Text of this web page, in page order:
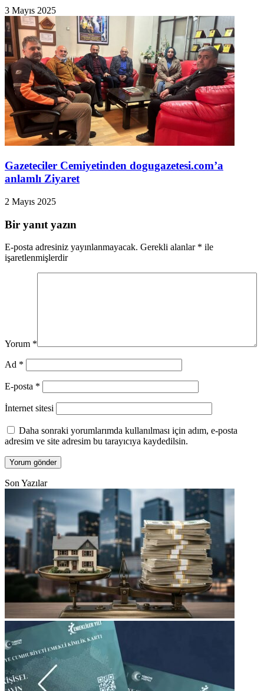
3 Mayıs 2025
Gazeteciler Cemiyetinden dogugazetesi.com’a
anlamlı Ziyaret
2 Mayıs 2025
Bir yanıt yazın
E-posta adresiniz yayınlanmayacak. Gerekli alanlar * ile
işaretlenmişlerdir
Yorum *
Ad *
E-posta *
İnternet sitesi
Daha sonraki yorumlarımda kullanılması için adım, e-posta
adresim ve site adresim bu tarayıcıya kaydedilsin.
Son Yazılar